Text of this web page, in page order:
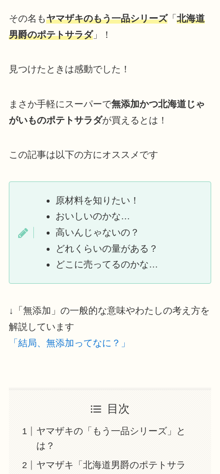
その名もヤマザキのもう一品シリーズ「北海道
男爵のポテトサラダ」！
見つけたときは感動でした！
まさか手軽にスーパーで無添加かつ北海道じゃ
がいものポテトサラダが買えるとは！
この記事は以下の方にオススメです
原材料を知りたい！
おいしいのかな…
高いんじゃないの？
どれくらいの量がある？
どこに売ってるのかな…
↓「無添加」の一般的な意味やわたしの考え方を
解説しています
「結局、無添加ってなに？」
目次
ヤマザキの「もう一品シリーズ」と
は？
ヤマザキ「北海道男爵のポテトサラ